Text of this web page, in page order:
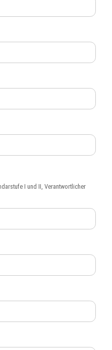
I und II, Verantwortlicher